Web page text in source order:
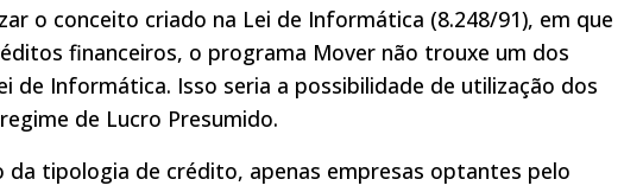
o conceito criado na Lei de Informática (8.248/91), em que
financeiros, o programa Mover não trouxe um dos
de Informática. Isso seria a possibilidade de utilização dos
de Lucro Presumido.
tipologia de crédito, apenas empresas optantes pelo